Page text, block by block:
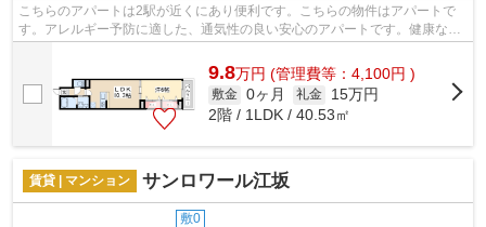
こちらのアパートは2駅が近くにあり便利です。こちらの物件はアパートで
す。アレルギー予防に適した、通気性の良い安心のアパートです。健康な体
は新鮮な空気を吸うところから。敷地内...
9.8万円 (管理費等：4,100円 )
敷金 0ヶ月 礼金
15万円
2階 / 1LDK / 40.53㎡
賃貸 | マンション サンロワール江坂
敷0